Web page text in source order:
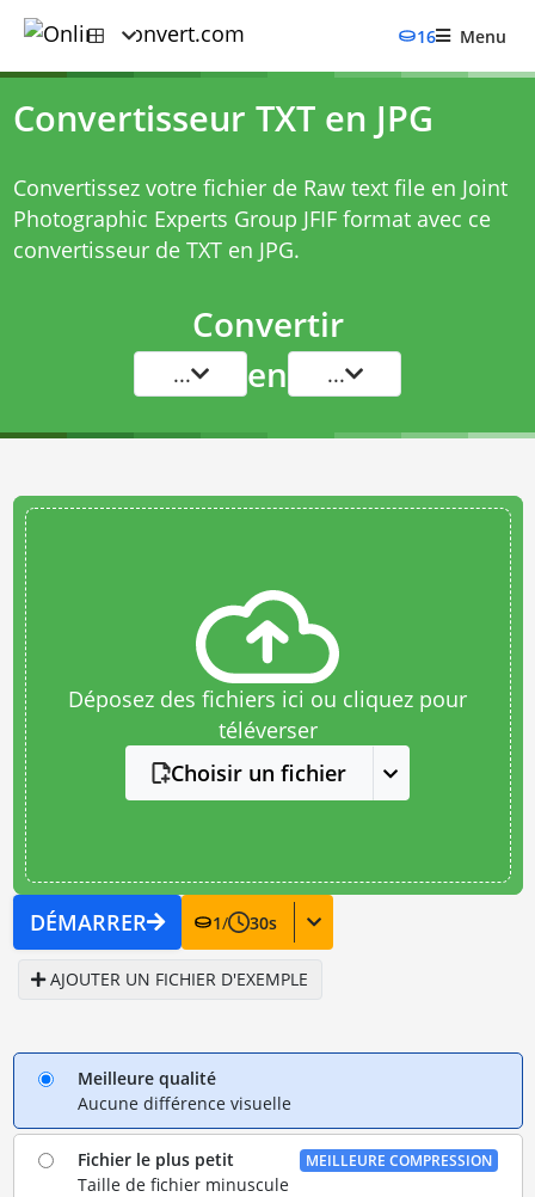
16 Menu
Convertisseur TXT en JPG
Convertissez votre fichier de Raw text file en Joint
Photographic Experts Group JFIF format avec ce
convertisseur de TXT en JPG.
Convertir
... en ...
Déposez des fichiers ici ou cliquez pour
téléverser
Choisir un fichier
DÉMARRER 1/ 30s
AJOUTER UN FICHIER D'EXEMPLE
Meilleure qualité
Aucune différence visuelle
Fichier le plus petit
Taille de fichier minuscule
MEILLEURE COMPRESSION